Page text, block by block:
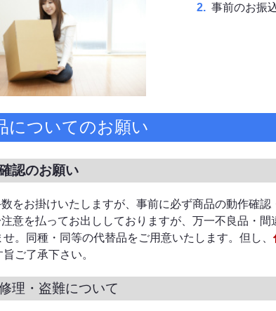
事前のお振
についてのお願い
認のお願い
をお掛けいたしますが、事前に必ず商品の動作確認
意を払ってお出ししておりますが、万一不良品・
せ。同種・同等の代替品をご用意いたします。但し、
旨ご了承下さい。
理・盗難について